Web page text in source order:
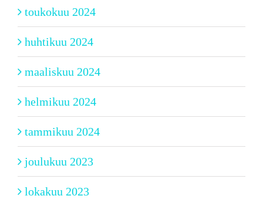
toukokuu 2024
huhtikuu 2024
maaliskuu 2024
helmikuu 2024
tammikuu 2024
joulukuu 2023
lokakuu 2023